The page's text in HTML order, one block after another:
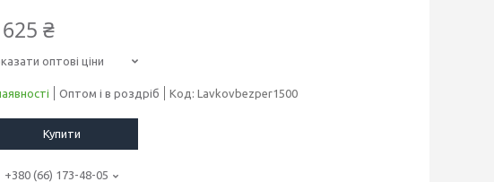
₴
оптові ціни
Оптом і в роздріб Код: Lavkovbezper1500
Купити
+380 (66) 173-48-05